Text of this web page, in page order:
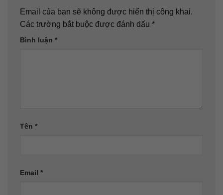
Email của bạn sẽ không được hiển thị công khai.
Các trường bắt buộc được đánh dấu *
Bình luận *
Tên *
Email *